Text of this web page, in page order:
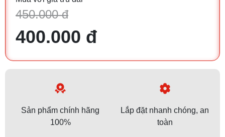
450.000 đ
400.000 đ
Sản phẩm chính hãng
100%
Lắp đặt nhanh chóng, an
toàn